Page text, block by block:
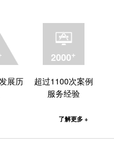
展历
2000+
超过1100次案例
服务经验
了解更多 +